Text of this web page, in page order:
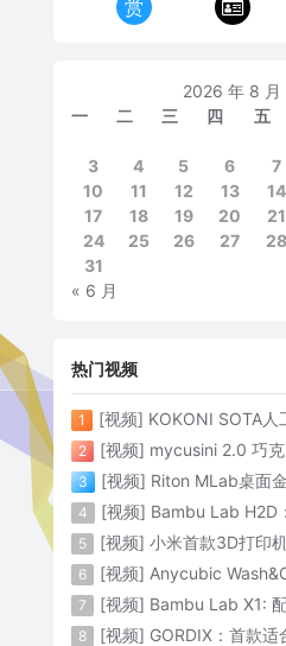
赏
2026 年 8 月
一
二 三 四 五
3
4 5 6 7
10
11 12 13 14
17
18 19 20 21
24
25 26 27 28
31
« 6 月
热门视频
1 [视频] KOKONI SOTA人工智能驱动的3D打
2 [视频] mycusini 2.0 巧
3 [视频] Riton MLab桌面金属3D打印
4 [视频] Bambu Lab H2D：重
5 [视频] 小米首款3D打印机：自动进退料、AI云切片、人
6 [视频] Anycubic Wash&Cure Max：清洗
7 [视频] Bambu Lab X1: 配备激光雷达和人工智能
8 [视频] GORDIX：首款适合各种空间限制